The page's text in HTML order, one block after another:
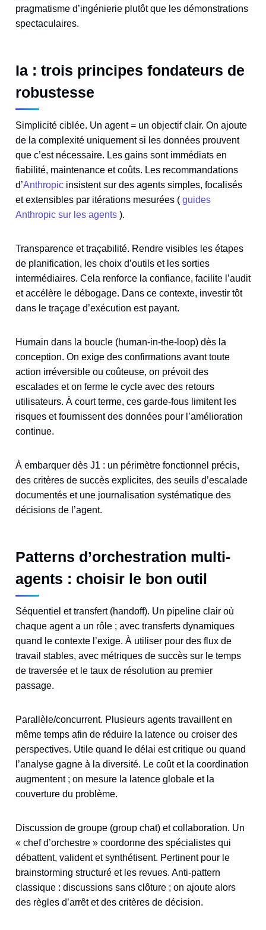
pragmatisme d’ingénierie plutôt que les démonstrations
spectaculaires.
Ia : trois principes fondateurs de
robustesse
Simplicité ciblée. Un agent = un objectif clair. On ajoute
de la complexité uniquement si les données prouvent
que c’est nécessaire. Les gains sont immédiats en
fiabilité, maintenance et coûts. Les recommandations
d’Anthropic insistent sur des agents simples, focalisés
et extensibles par itérations mesurées ( guides
Anthropic sur les agents ).
Transparence et traçabilité. Rendre visibles les étapes
de planification, les choix d’outils et les sorties
intermédiaires. Cela renforce la confiance, facilite l’audit
et accélère le débogage. Dans ce contexte, investir tôt
dans le traçage d’exécution est payant.
Humain dans la boucle (human‑in‑the‑loop) dès la
conception. On exige des confirmations avant toute
action irréversible ou coûteuse, on prévoit des
escalades et on ferme le cycle avec des retours
utilisateurs. À court terme, ces garde-fous limitent les
risques et fournissent des données pour l’amélioration
continue.
À embarquer dès J1 : un périmètre fonctionnel précis,
des critères de succès explicites, des seuils d’escalade
documentés et une journalisation systématique des
décisions de l’agent.
Patterns d’orchestration multi-
agents : choisir le bon outil
Séquentiel et transfert (handoff). Un pipeline clair où
chaque agent a un rôle ; avec transferts dynamiques
quand le contexte l’exige. À utiliser pour des flux de
travail stables, avec métriques de succès sur le temps
de traversée et le taux de résolution au premier
passage.
Parallèle/concurrent. Plusieurs agents travaillent en
même temps afin de réduire la latence ou croiser des
perspectives. Utile quand le délai est critique ou quand
l’analyse gagne à la diversité. Le coût et la coordination
augmentent ; on mesure la latence globale et la
couverture du problème.
Discussion de groupe (group chat) et collaboration. Un
« chef d’orchestre » coordonne des spécialistes qui
débattent, valident et synthétisent. Pertinent pour le
brainstorming structuré et les revues. Anti-pattern
classique : discussions sans clôture ; on ajoute alors
des règles d’arrêt et des critères de décision.